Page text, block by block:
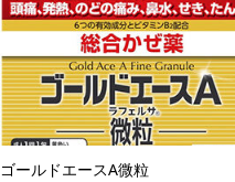
ゴールドエースA微粒